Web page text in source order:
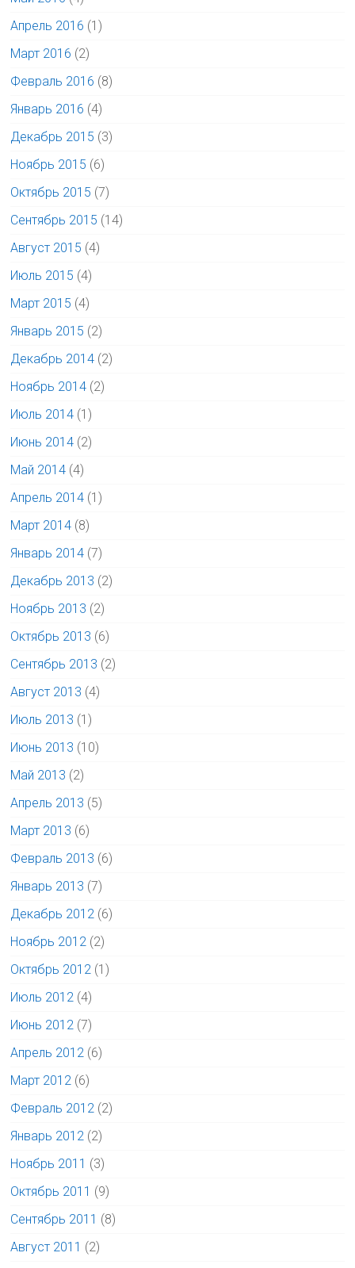
Апрель 2016 (1)
Март 2016 (2)
Февраль 2016 (8)
Январь 2016 (4)
Декабрь 2015 (3)
Ноябрь 2015 (6)
Октябрь 2015 (7)
Сентябрь 2015 (14)
Август 2015 (4)
Июль 2015 (4)
Март 2015 (4)
Январь 2015 (2)
Декабрь 2014 (2)
Ноябрь 2014 (2)
Июль 2014 (1)
Июнь 2014 (2)
Май 2014 (4)
Апрель 2014 (1)
Март 2014 (8)
Январь 2014 (7)
Декабрь 2013 (2)
Ноябрь 2013 (2)
Октябрь 2013 (6)
Сентябрь 2013 (2)
Август 2013 (4)
Июль 2013 (1)
Июнь 2013 (10)
Май 2013 (2)
Апрель 2013 (5)
Март 2013 (6)
Февраль 2013 (6)
Январь 2013 (7)
Декабрь 2012 (6)
Ноябрь 2012 (2)
Октябрь 2012 (1)
Июль 2012 (4)
Июнь 2012 (7)
Апрель 2012 (6)
Март 2012 (6)
Февраль 2012 (2)
Январь 2012 (2)
Ноябрь 2011 (3)
Октябрь 2011 (9)
Сентябрь 2011 (8)
Август 2011 (2)